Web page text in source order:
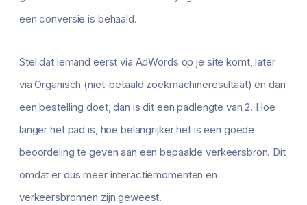
een conversie is behaald.
Stel dat iemand eerst via AdWords op je site komt, later
via Organisch (niet-betaald zoekmachineresultaat) en dan
een bestelling doet, dan is dit een padlengte van 2. Hoe
langer het pad is, hoe belangrijker het is een goede
beoordeling te geven aan een bepaalde verkeersbron. Dit
omdat er dus meer interactiemomenten en
verkeersbronnen zijn geweest.